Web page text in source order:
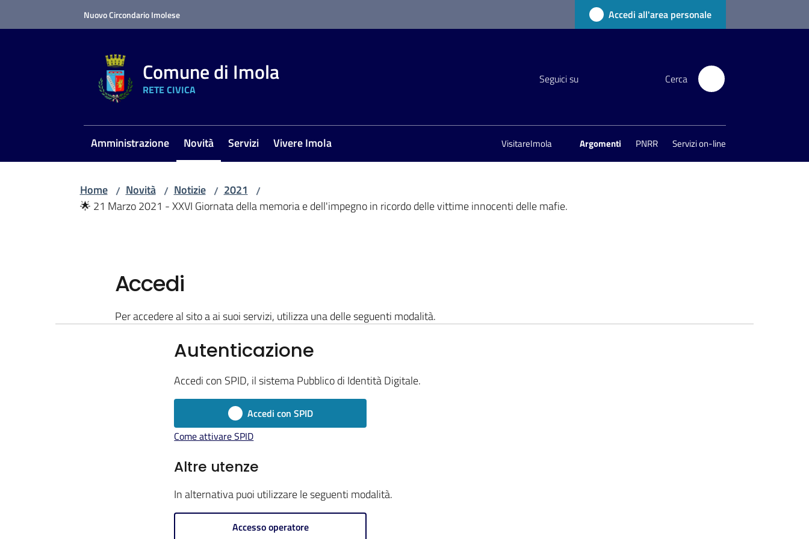
Nuovo Circondario Imolese Accedi all'area personale
Comune di Imola
RETE CIVICA
Seguici su Cerca
Amministrazione Novità
Menu selezionato
Servizi Vivere Imola VisitareImola Argomenti PNRR Servizi on-line
Home / Novità / Notizie / 2021 /
🌟 21 Marzo 2021 - XXVI Giornata della memoria e dell'impegno in ricordo delle vittime innocenti delle mafie.
Accedi
Per accedere al sito a ai suoi servizi, utilizza una delle seguenti modalità.
Autenticazione
Accedi con SPID, il sistema Pubblico di Identità Digitale.
Accedi con SPID
Come attivare SPID
Altre utenze
In alternativa puoi utilizzare le seguenti modalità.
Accesso operatore